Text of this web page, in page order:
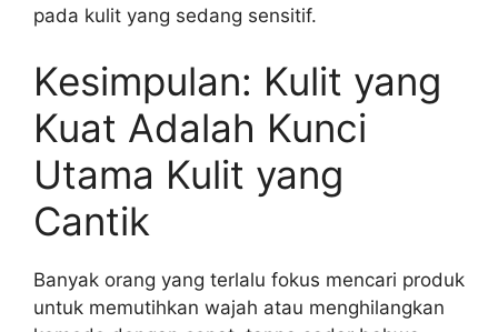
pada kulit yang sedang sensitif.
Kesimpulan: Kulit yang
Kuat Adalah Kunci
Utama Kulit yang
Cantik
Banyak orang yang terlalu fokus mencari produk
untuk memutihkan wajah atau menghilangkan